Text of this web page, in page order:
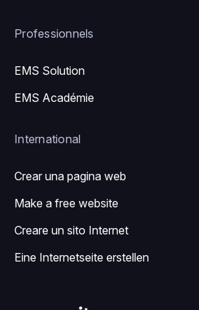
Professionnels
EMS Solution
EMS Académie
International
Crear una pagina web
Make a free website
Creare un sito Internet
Eine Internetseite erstellen